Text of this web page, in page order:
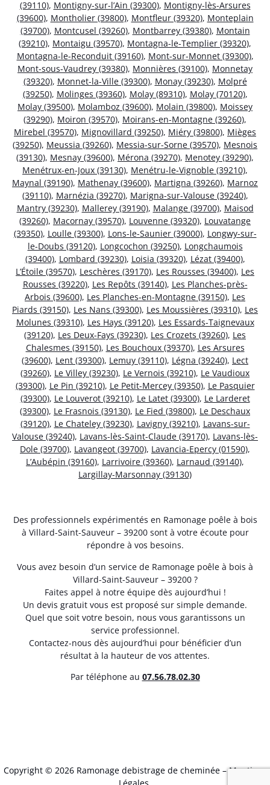
(39110), Montigny-sur-l’Ain (39300), Montigny-lès-Arsures
(39600), Montholier (39800), Montfleur (39320), Monteplain
(39700), Montcusel (39260), Montbarrey (39380), Montain
(39210), Montaigu (39570), Montagna-le-Templier (39320),
Montagna-le-Reconduit (39160), Mont-sur-Monnet (39300),
Mont-sous-Vaudrey (39380), Monnières (39100), Monnetay
(39320), Monnet-la-Ville (39300), Monay (39230), Molpré
(39250), Molinges (39360), Molay (89310), Molay (70120),
Molay (39500), Molamboz (39600), Molain (39800), Moissey
(39290), Moiron (39570), Moirans-en-Montagne (39260),
Mirebel (39570), Mignovillard (39250), Miéry (39800), Mièges
(39250), Meussia (39260), Messia-sur-Sorne (39570), Mesnois
(39130), Mesnay (39600), Mérona (39270), Menotey (39290),
Menétrux-en-Joux (39130), Menétru-le-Vignoble (39210),
Maynal (39190), Mathenay (39600), Martigna (39260), Marnoz
(39110), Marnézia (39270), Marigna-sur-Valouse (39240),
Mantry (39230), Mallerey (39190), Malange (39700), Maisod
(39260), Macornay (39570), Louvenne (39320), Louvatange
(39350), Loulle (39300), Lons-le-Saunier (39000), Longwy-sur-
le-Doubs (39120), Longcochon (39250), Longchaumois
(39400), Lombard (39230), Loisia (39320), Lézat (39400),
L’Étoile (39570), Leschères (39170), Les Rousses (39400), Les
Rousses (39220), Les Repôts (39140), Les Planches-près-
Arbois (39600), Les Planches-en-Montagne (39150), Les
Piards (39150), Les Nans (39300), Les Moussières (39310), Les
Molunes (39310), Les Hays (39120), Les Essards-Taignevaux
(39120), Les Deux-Fays (39230), Les Crozets (39260), Les
Chalesmes (39150), Les Bouchoux (39370), Les Arsures
(39600), Lent (39300), Lemuy (39110), Légna (39240), Lect
(39260), Le Villey (39230), Le Vernois (39210), Le Vaudioux
(39300), Le Pin (39210), Le Petit-Mercey (39350), Le Pasquier
(39300), Le Louverot (39210), Le Latet (39300), Le Larderet
(39300), Le Frasnois (39130), Le Fied (39800), Le Deschaux
(39120), Le Chateley (39230), Lavigny (39210), Lavans-sur-
Valouse (39240), Lavans-lès-Saint-Claude (39170), Lavans-lès-
Dole (39700), Lavangeot (39700), Lavancia-Epercy (01590),
L’Aubépin (39160), Larrivoire (39360), Larnaud (39140),
Largillay-Marsonnay (39130)
Des professionnels expérimentés en Ramonage poêle à bois
à Villard-Saint-Sauveur – 39200 sont à votre écoute pour
répondre à vos besoins.
Vous avez besoin d’un service de Ramonage poêle à bois à
Villard-Saint-Sauveur – 39200 ?
Faites appel à notre équipe dès aujourd’hui !
Un devis gratuit vous est proposé sur simple demande.
Quel que soit votre besoin, nous vous garantissons un
service professionnel.
Contactez-nous dès aujourd’hui pour bénéficier d’un
résultat à la hauteur de vos attentes.
Par téléphone au 07.56.78.02.30
Copyright © 2026 Ramonage debistrage de cheminée –Mentions